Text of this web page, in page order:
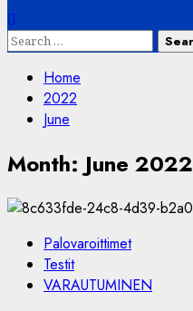
Search
Home
2022
June
Month: June 2022
Palovaroittimet
Testit
VARAUTUMINEN